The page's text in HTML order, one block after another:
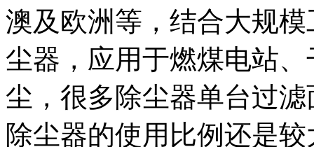
澳及欧洲等，结合大规
尘器，应用于燃煤电站
尘，很多除尘器单台过
除尘器的使用比例还是